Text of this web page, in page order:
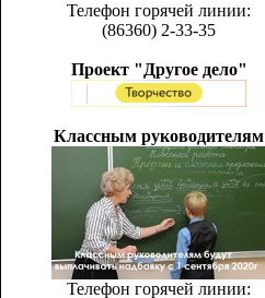
Телефон горячей линии:
(86360) 2-33-35
Проект "Другое дело"
Классным руководителям
Телефон горячей линии: